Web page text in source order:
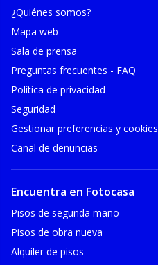
¿Quiénes somos?
Mapa web
Sala de prensa
Preguntas frecuentes - FAQ
Política de privacidad
Seguridad
Gestionar preferencias y cookies
Canal de denuncias
Encuentra en Fotocasa
Pisos de segunda mano
Pisos de obra nueva
Alquiler de pisos